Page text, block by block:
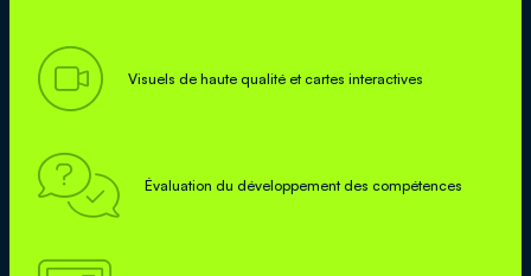
 Visuels de haute qualité et cartes interactives
 Évaluation du développement des compétences